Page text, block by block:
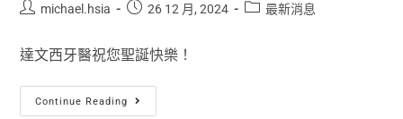
michael.hsia 26 12 月, 2024 最新消息
達文西牙醫祝您聖誕快樂！
Continue Reading